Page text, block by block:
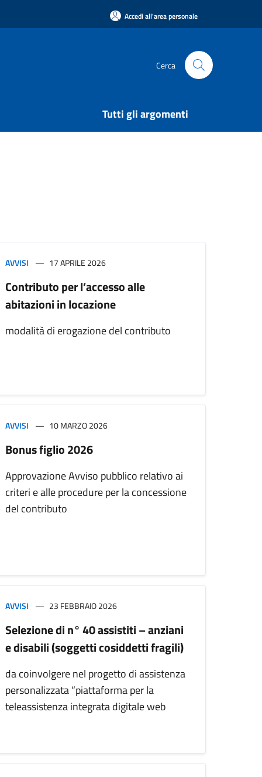
Accedi all'area personale
Cerca
Tutti gli argomenti
AVVISI 17 APRILE 2026
Contributo per l’accesso alle
abitazioni in locazione
modalità di erogazione del contributo
AVVISI 10 MARZO 2026
Bonus figlio 2026
Approvazione Avviso pubblico relativo ai
criteri e alle procedure per la concessione
del contributo
AVVISI 23 FEBBRAIO 2026
Selezione di n° 40 assistiti – anziani
e disabili (soggetti cosiddetti fragili)
da coinvolgere nel progetto di assistenza
personalizzata “piattaforma per la
teleassistenza integrata digitale web